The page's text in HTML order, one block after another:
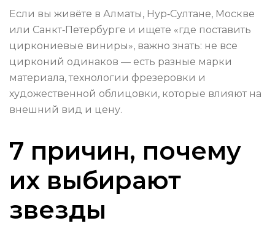
Если вы живёте в Алматы, Нур‑Султане, Москве
или Санкт‑Петербурге и ищете «где поставить
циркониевые виниры», важно знать: не все
цирконий одинаков — есть разные марки
материала, технологии фрезеровки и
художественной облицовки, которые влияют на
внешний вид и цену.
7 причин, почему
их выбирают
звезды